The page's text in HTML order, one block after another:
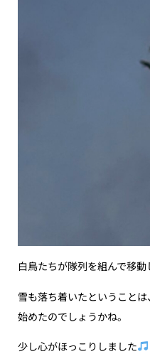
白鳥たちが隊列を組んで移動
雪も落ち着いたということ
始めたのでしょうかね。
少し心がほっこりしました